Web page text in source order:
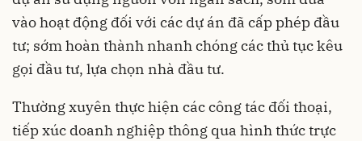
vào hoạt động đối với các dự án đã cấp phép đầu
tư; sớm hoàn thành nhanh chóng các thủ tục kêu
gọi đầu tư, lựa chọn nhà đầu tư.
Thường xuyên thực hiện các công tác đối thoại,
tiếp xúc doanh nghiệp thông qua hình thức trực